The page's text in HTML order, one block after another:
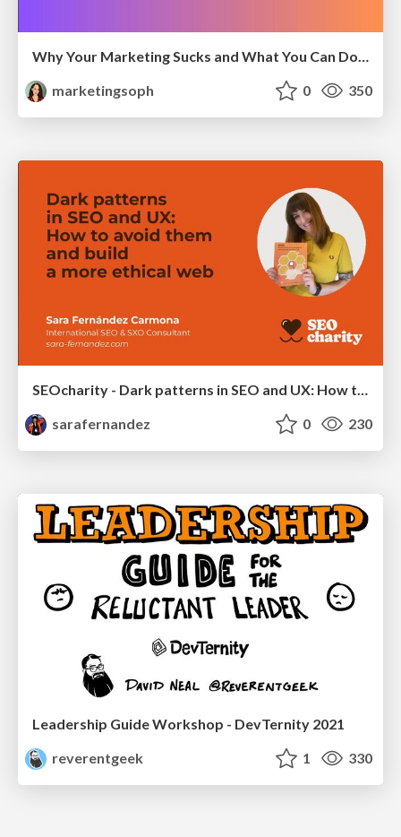
Why Your Marketing Sucks and What You Can Do About It - Sophie Logan
marketingsoph
0 350
SEOcharity - Dark patterns in SEO and UX: How to avoid them and build a more ethical web
sarafernandez
0 230
Leadership Guide Workshop - DevTernity 2021
reverentgeek
1 330